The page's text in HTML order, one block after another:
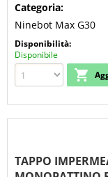
Categoria:
Ninebot Max G30
Disponibilità:
Disponibile
TAPPO